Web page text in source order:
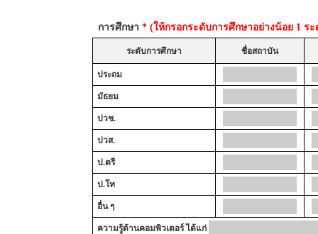
การศึกษา * (ให้กรอกระดับการศึกษาอย่างน้อย 1 ร
ระดับการศึกษา ชื่อสถาบัน
ประถม
มัธยม
ปวช.
ปวส.
ป.ตรี
ป.โท
อื่น ๆ
ความรู้ด้านคอมพิวเตอร์ ได้แก่